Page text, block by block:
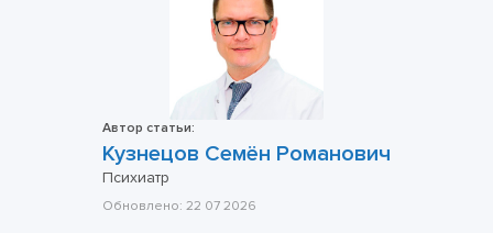
Автор статьи:
Кузнецов Семён Романович
Психиатр
Обновлено: 22 07 2026